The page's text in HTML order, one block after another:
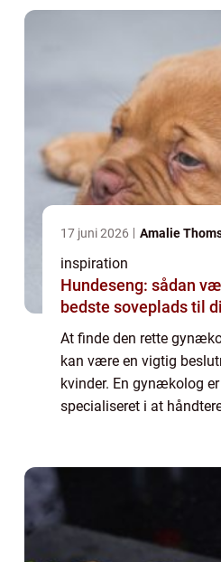
17 juni 2026 Amalie
inspiration
Hundeseng: sådan
bedste soveplads til
At finde den rette
kan være en vigtig
kvinder. En gynækolog
specialiseret i at